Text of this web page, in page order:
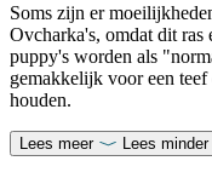
Soms zijn er
Ovcharka's, omdat dit ras
puppy's worden als
gemakkelijk voor een
houden.
Lees meer Lees minder